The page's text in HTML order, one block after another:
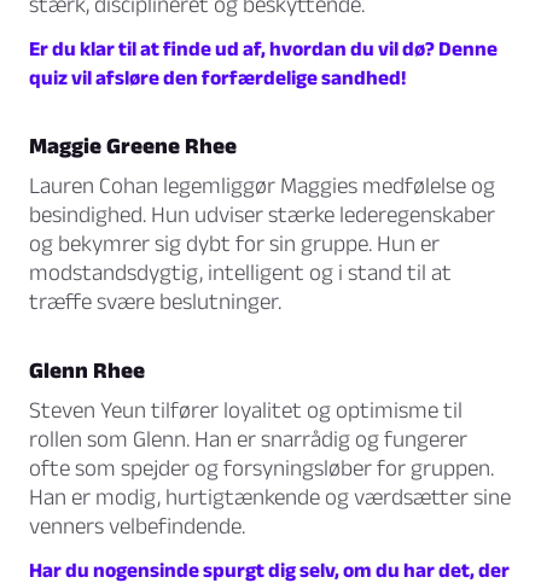
Er du klar til at finde ud af, hvordan du vil dø? Denne
quiz vil afsløre den forfærdelige sandhed!
Maggie Greene Rhee
Lauren Cohan legemliggør Maggies medfølelse og
besindighed. Hun udviser stærke lederegenskaber
og bekymrer sig dybt for sin gruppe. Hun er
modstandsdygtig, intelligent og i stand til at
træffe svære beslutninger.
Glenn Rhee
Steven Yeun tilfører loyalitet og optimisme til
rollen som Glenn. Han er snarrådig og fungerer
ofte som spejder og forsyningsløber for gruppen.
Han er modig, hurtigtænkende og værdsætter sine
venners velbefindende.
Har du nogensinde spurgt dig selv, om du har det, der